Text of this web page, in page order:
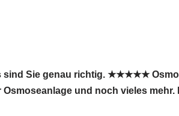
sind Sie genau richtig. ★★★★★
und noch vieles mehr.